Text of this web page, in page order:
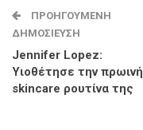
ΠΡΟΗΓΟΎΜΕΝΗ
ΔΗΜΟΣΊΕΥΣΗ
Jennifer Lopez:
Υιοθέτησε την πρωινή
skincare ρουτίνα της